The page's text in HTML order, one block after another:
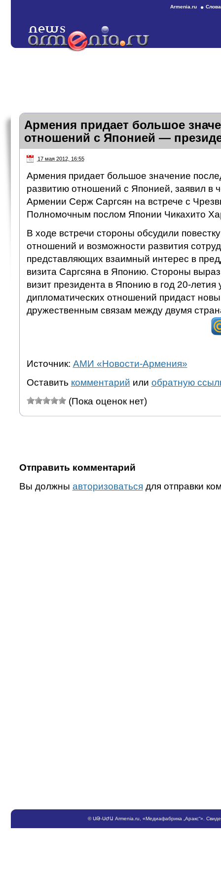
Armenia.ru
Армения придает большое
отношений с Японией —
17 мая 2012, 16:55
Армения придает большое значение
развитию отношений с Японией, заявил в
Армении Серж Саргсян на встрече с
Полномочным послом Японии Чикахито
В ходе встречи стороны обсудили
отношений и возможности развития
представляющих взаимный интерес в
визита Саргсяна в Японию. Стороны
визит президента в Японию в год 20-летия
дипломатических отношений придаст
дружественным связам между двумя
Источник: АМИ «Новости-Армения»
Оставить комментарий или обратную
(Пока оценок нет)
Отправить комментарий
Вы должны авторизоваться для отправки
©ՍԹ-ՍԺԱ Armenia.ru , «Медиафабрика „Аракс“».